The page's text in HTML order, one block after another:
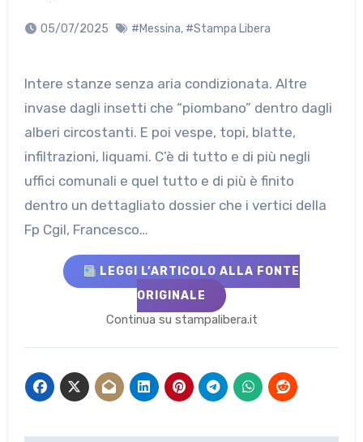
05/07/2025 #Messina, #Stampa Libera
Intere stanze senza aria condizionata. Altre
invase dagli insetti che “piombano” dentro dagli
alberi circostanti. E poi vespe, topi, blatte,
infiltrazioni, liquami. C’è di tutto e di più negli
uffici comunali e quel tutto e di più è finito
dentro un dettagliato dossier che i vertici della
Fp Cgil, Francesco…
LEGGI L’ARTICOLO ALLA FONTE
ORIGINALE
Continua su stampalibera.it